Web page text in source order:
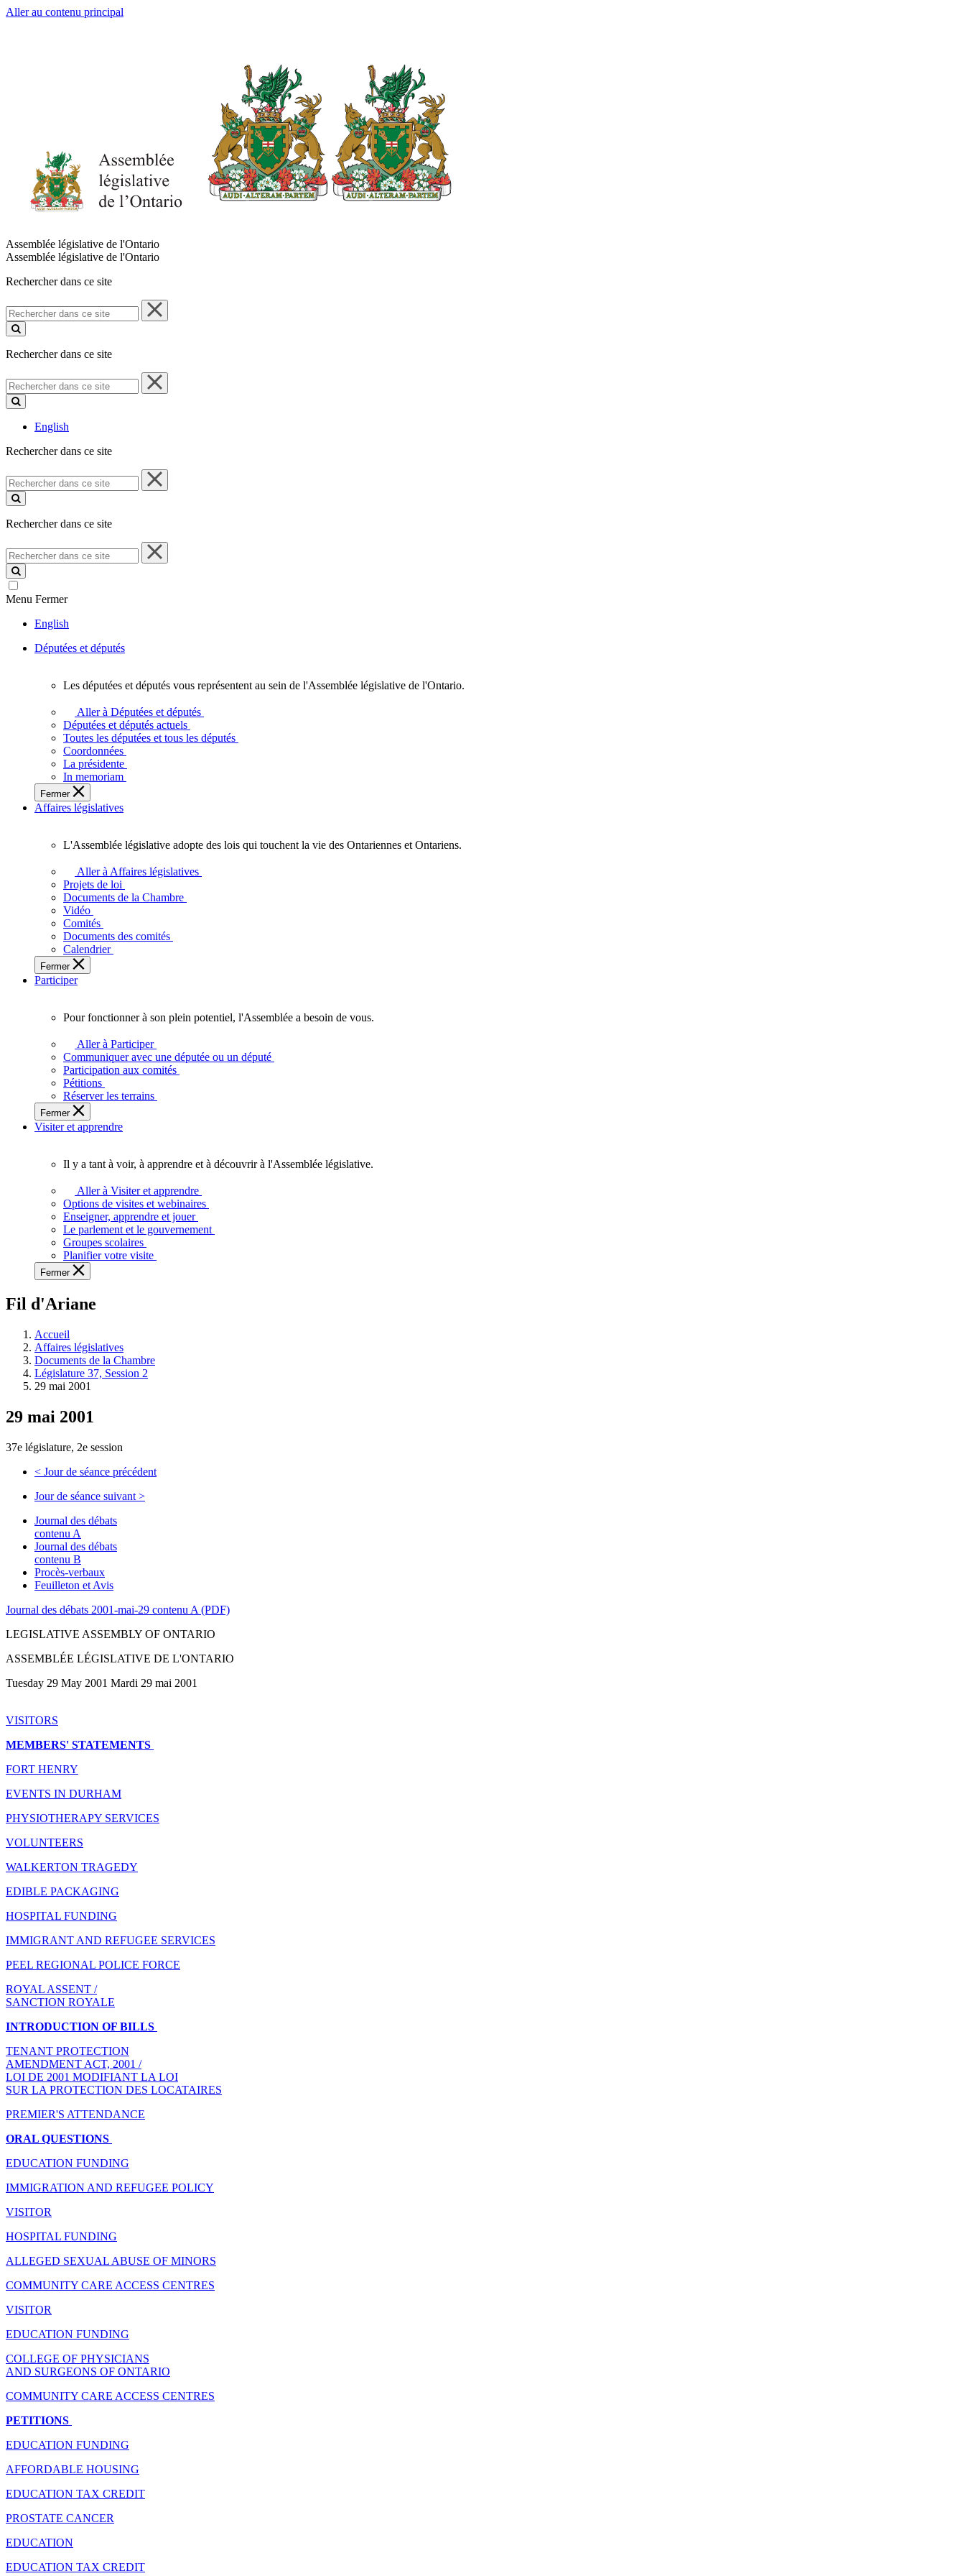
Aller au contenu principal
Assemblée législative de l'Ontario
Assemblée législative de l'Ontario
Rechercher dans ce site
Rechercher
dans
ce
Rechercher dans ce site
Rechercher
dans
ce
English
Rechercher dans ce site
Rechercher
dans
ce
Rechercher dans ce site
Rechercher
dans
ce
site
Menu Fermer
English
Députées et députés
députées
députés
vous
représentent
sein
de
l'Assemblée
l'Ontario.
Les députées et députés vous représentent au sein de l'Assemblée législative de l'Ontario.
Aller à Députées et députés
Députées et députés actuels
Toutes les députées et tous les députés
Coordonnées
La présidente
In memoriam
Fermer
Affaires législatives
législative
adopte
touchent
vie
des
Ontariennes
Ontariens.
L'Assemblée législative adopte des lois qui touchent la vie des Ontariennes et Ontariens.
Aller à Affaires législatives
Projets de loi
Documents de la Chambre
Vidéo
Comités
Documents des comités
Calendrier
Fermer
Participer
fonctionner
plein
potentiel,
l'Assemblée
a
besoin
Pour fonctionner à son plein potentiel, l'Assemblée a besoin de vous.
Aller à Participer
Communiquer avec une députée ou un député
Participation aux comités
Pétitions
Réserver les terrains
Fermer
Visiter et apprendre
voir,
apprendre
et
découvrir
l'Assemblée
législative.
Il y a tant à voir, à apprendre et à découvrir à l'Assemblée législative.
Aller à Visiter et apprendre
Options de visites et webinaires
Enseigner, apprendre et jouer
Le parlement et le gouvernement
Groupes scolaires
Planifier votre visite
Fermer
Fil d'Ariane
Accueil
Affaires législatives
Documents de la Chambre
Législature 37, Session 2
29 mai 2001
29 mai 2001
37e législature, 2e session
< Jour de séance précédent
Jour de séance suivant >
Journal des débats
contenu A
Journal des débats
contenu B
Procès-verbaux
Feuilleton et Avis
Journal des débats 2001-mai-29 contenu A (PDF)
LEGISLATIVE ASSEMBLY OF ONTARIO
ASSEMBLÉE LÉGISLATIVE DE L'ONTARIO
Tuesday 29 May 2001 Mardi 29 mai 2001
VISITORS
MEMBERS' STATEMENTS
FORT HENRY
EVENTS IN DURHAM
PHYSIOTHERAPY SERVICES
VOLUNTEERS
WALKERTON TRAGEDY
EDIBLE PACKAGING
HOSPITAL FUNDING
IMMIGRANT AND REFUGEE SERVICES
PEEL REGIONAL POLICE FORCE
ROYAL ASSENT /
SANCTION ROYALE
INTRODUCTION OF BILLS
TENANT PROTECTION
AMENDMENT ACT, 2001 /
LOI DE 2001 MODIFIANT LA LOI
SUR LA PROTECTION DES LOCATAIRES
PREMIER'S ATTENDANCE
ORAL QUESTIONS
EDUCATION FUNDING
IMMIGRATION AND REFUGEE POLICY
VISITOR
HOSPITAL FUNDING
ALLEGED SEXUAL ABUSE OF MINORS
COMMUNITY CARE ACCESS CENTRES
VISITOR
EDUCATION FUNDING
COLLEGE OF PHYSICIANS
AND SURGEONS OF ONTARIO
COMMUNITY CARE ACCESS CENTRES
PETITIONS
EDUCATION FUNDING
AFFORDABLE HOUSING
EDUCATION TAX CREDIT
PROSTATE CANCER
EDUCATION
EDUCATION TAX CREDIT